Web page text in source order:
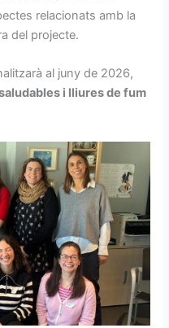
relacionats amb la
del projecte.
al juny de 2026,
i lliures de fum